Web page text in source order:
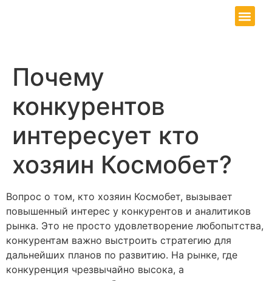
Почему
конкурентов
интересует кто
хозяин Космобет?
Вопрос о том, кто хозяин Космобет, вызывает
повышенный интерес у конкурентов и аналитиков
рынка. Это не просто удовлетворение любопытства,
конкурентам важно выстроить стратегию для
дальнейших планов по развитию. На рынке, где
конкуренция чрезвычайно высока, а